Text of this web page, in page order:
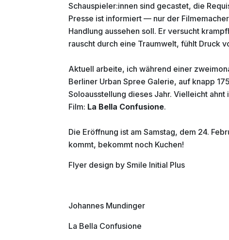
Schauspieler:innen sind gecastet, die
Presse ist informiert –– nur der
Handlung aussehen soll. Er versucht
rauscht durch eine Traumwelt, fühlt Druck
Aktuell arbeite, ich während einer
Berliner Urban Spree Galerie, auf knapp
Soloausstellung dieses Jahr. Vielleicht
Film: La Bella Confusione.
Die Eröffnung ist am Samstag, dem 24.
kommt, bekommt noch Kuchen!
Flyer design by Smile Initial Plus
Johannes Mundinger
La Bella Confusione